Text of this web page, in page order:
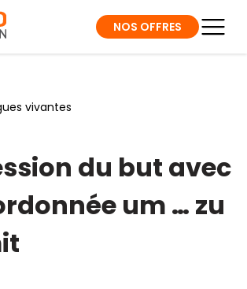
NOS OFFRES
vivantes
du but avec
um … zu